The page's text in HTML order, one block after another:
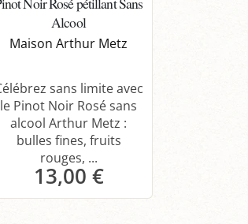
Alcool
Maison Arthur Metz
sans limite avec
le Pinot Noir Rosé sans
alcool Arthur Metz :
bulles fines, fruits
rouges, ...
13,00 €